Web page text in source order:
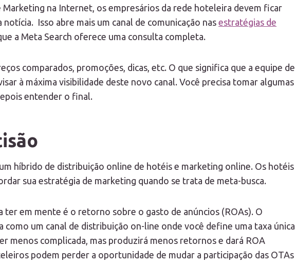
Marketing na Internet, os empresários da rede hoteleira devem ficar
Isso abre mais um canal de comunicação nas estratégias de
a Meta Search oferece uma consulta completa.
comparados, promoções, dicas, etc. O que significa que a equipe de
à máxima visibilidade deste novo canal. Você precisa tomar algumas
entender o final.
híbrido de distribuição online de hotéis e marketing online. Os hotéis
sua estratégia de marketing quando se trata de meta-busca.
ter em mente é o retorno sobre o gasto de anúncios (ROAs). O
como um canal de distribuição on-line onde você define uma taxa única
menos complicada, mas produzirá menos retornos e dará ROA
podem perder a oportunidade de mudar a participação das OTAs